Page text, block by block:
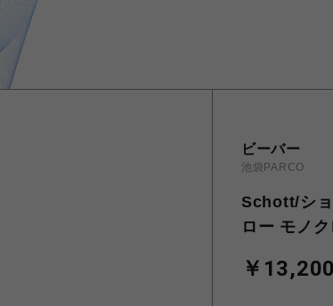
ビーバー
池袋PARCO
Schott/シ
ロー モノ
￥13,200